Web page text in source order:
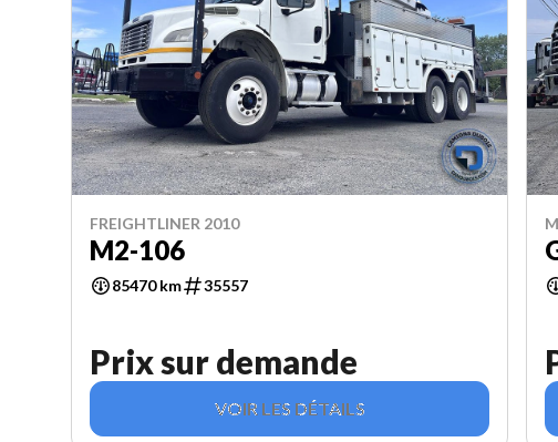
FREIGHTLINER 2010
M2-106
85470 km 35557
Prix sur demande
VOIR LES DÉTAILS